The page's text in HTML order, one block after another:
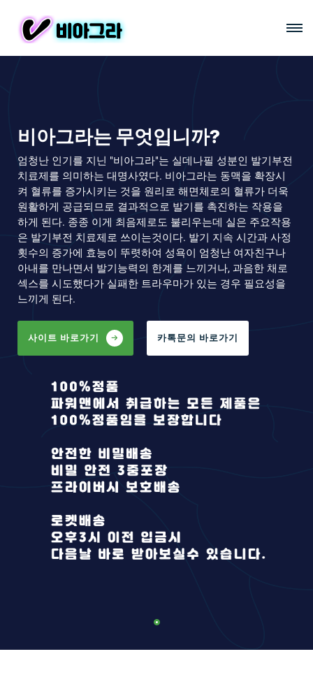
비아그라는 무엇입니까?
엄청난 인기를 지닌 "비아그라"는 실데나필 성분인 발기부전
치료제를 의미하는 대명사였다. 비아그라는 동맥을 확장시
켜 혈류를 증가시키는 것을 원리로 해면체로의 혈류가 더욱
원활하게 공급되므로 결과적으로 발기를 촉진하는 작용을
하게 된다. 종종 이게 최음제로도 불리우는데 실은 주요작용
은 발기부전 치료제로 쓰이는것이다. 발기 지속 시간과 사정
횟수의 증가에 효능이 뚜렷하여 성욕이 엄청난 여자친구나
아내를 만나면서 발기능력의 한계를 느끼거나, 과음한 채로
섹스를 시도했다가 실패한 트라우마가 있는 경우 필요성을
느끼게 된다.
사이트 바로가기 카톡문의 바로가기